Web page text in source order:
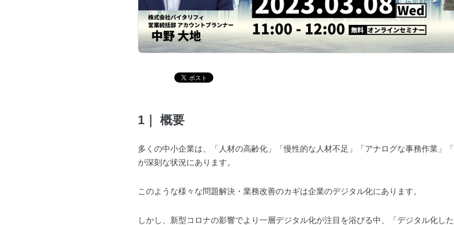
1｜ 概要
多くの中小企業は、「人材の高齢化」「慢性的な人材不足」「アナログな事務作業」
が深刻な状況にあります。
このような様々な問題解決・業務改善のカギは企業のデジタル化にあります。
しかし、新型コロナの影響でより一層デジタル化が注目を浴びる中、「デジタル化し